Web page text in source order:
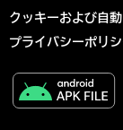
クッキーおよび自
プライバシーポリ